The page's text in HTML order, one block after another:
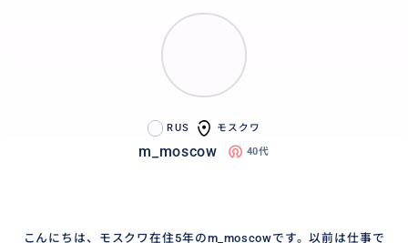
RUS モスクワ
m_moscow 40代
こんにちは、モスクワ在住5年のm_moscowです。以前は仕事で